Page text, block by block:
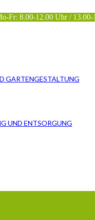
Fr: 8.00-12.00 Uhr /
GARTENGESTALTUNG
UND ENTSORGUNG